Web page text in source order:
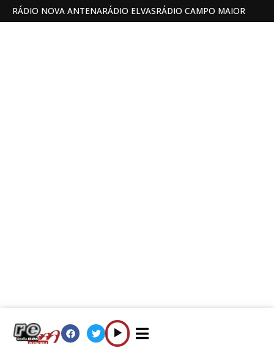
RÁDIO NOVA ANTENARÁDIO ELVASRÁDIO CAMPO MAIOR